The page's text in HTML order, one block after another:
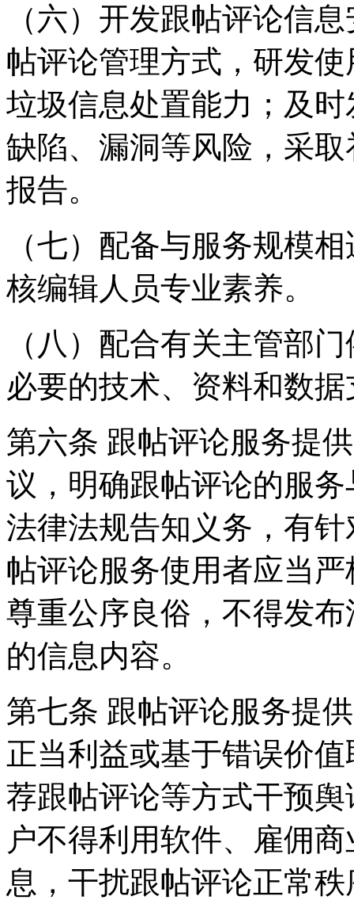
（六）开发跟帖评论信
帖评论管理方式，研发
垃圾信息处置能力；及
缺陷、漏洞等风险，采
报告。
（七）配备与服务规模
核编辑人员专业素养。
（八）配合有关主管部
必要的技术、资料和数
第六条 跟帖评论服务提
议，明确跟帖评论的服
法律法规告知义务，有
帖评论服务使用者应当
尊重公序良俗，不得发
的信息内容。
第七条 跟帖评论服务提
正当利益或基于错误价
荐跟帖评论等方式干预
户不得利用软件、雇佣
息，干扰跟帖评论正常